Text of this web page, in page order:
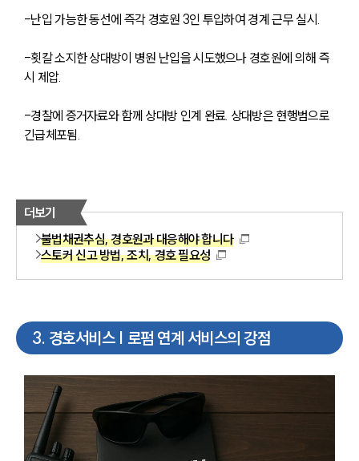
-난입 가능한 동선에 즉각 경호원 3인 투입하여 경계 근무 실시.
-횟칼 소지한 상대방이 병원 난입을 시도했으나 경호원에 의해 즉
시 제압.
-경찰에 증거자료와 함께 상대방 인계 완료. 상대방은 현행범으로
긴급체포됨.
더보기
불법채권추심, 경호원과 대응해야 합니다
스토커 신고 방법, 조치, 경호 필요성
3. 경호서비스 | 로펌 연계 서비스의 강점